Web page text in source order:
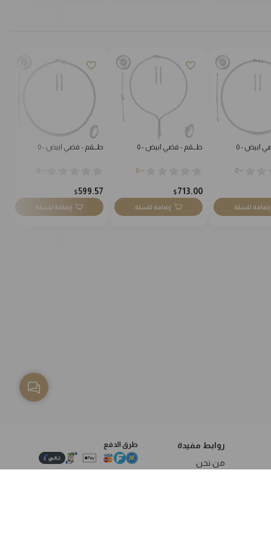
ابيض - 0
0
إضافة للسلة
طـــقم - فضي ابيض - 0
0
713.00
$
إضافة للسلة
طـــقم - فضي ابيض - 0
0
599.57
$
إضافة للسلة
روابط مفيدة
من نحن
طرق الدفع